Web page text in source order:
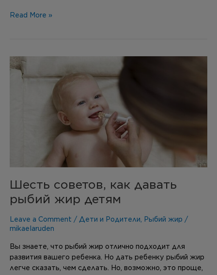
Read More »
Шесть советов, как давать
рыбий жир детям
Leave a Comment / Дети и Родители, Рыбий жир /
mikaelaruden
Вы знаете, что рыбий жир отлично подходит для
развития вашего ребенка. Но дать ребенку рыбий жир
легче сказать, чем сделать. Но, возможно, это проще,
Шесть
советов,